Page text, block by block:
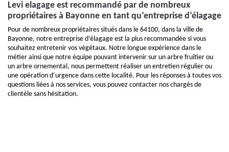
Levi elagage est recommandé par de nombreux
propriétaires à Bayonne en tant qu’entreprise d’élagage
Pour de nombreux propriétaires situés dans le 64100, dans la ville de
Bayonne, notre entreprise d’élagage est la plus recommandée si vous
souhaitez entretenir vos végétaux. Notre longue expérience dans le
métier ainsi que notre équipe pouvant intervenir sur un arbre fruitier ou
un arbre ornemental, nous permettent réaliser un entretien régulier ou
une opération d’urgence dans cette localité. Pour les réponses à toutes vos
questions liées à nos services, vous pouvez contacter nos chargés de
clientèle sans hésitation.